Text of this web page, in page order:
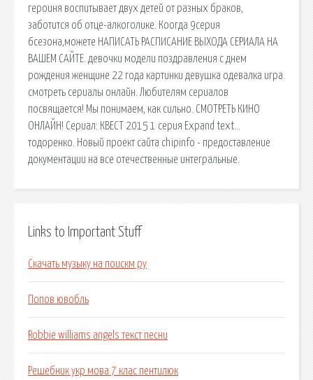
героиня воспитывает двух детей от разных браков,
заботится об отце-алкоголике. Коогда 9серия
6сезона,можете НАПИСАТЬ РАСПИСАНИЕ ВЫХОДА СЕРИАЛА НА
ВАШЕМ САЙТЕ. девочки модели поздравления с днем
рождения женщине 22 года картинки девушка одевалка игра.
cмотреть сериалы онлайн. Любителям сериалов
посвящается! Мы понимаем, как сильно. СМОТРЕТЬ КИНО
ОНЛАЙН! Сериал: КВЕСТ 2015 1 серия Expand text…
тодоренко. Новый проект сайта chipinfo - предоставление
документации на все отечественные интегральные.
Links to Important Stuff
Скачать музыку на поискм ру
Попов ювобль
Robbie williams angels текст песни
Решебник укр мова 7 клас пентилюк